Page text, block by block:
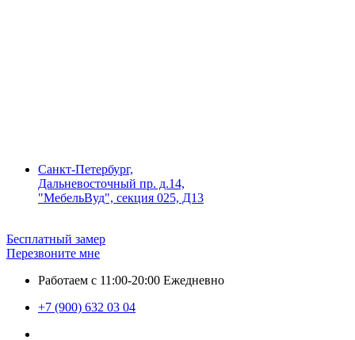
Санкт-Петербург,
Дальневосточный пр. д.14,
"МебельВуд", секция 025, Д13
Бесплатный замер
Перезвоните мне
Работаем с 11:00-20:00 Ежедневно
+7 (900) 632 03 04